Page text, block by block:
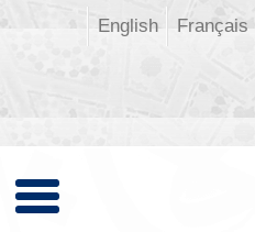
Français
English